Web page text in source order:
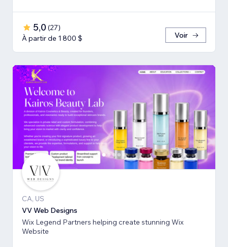
5,0 (27)
À partir de 1 800 $
Voir
CA, US
VV Web Designs
Wix Legend Partners helping create stunning Wix
Website